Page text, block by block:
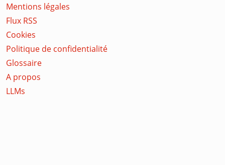
Mentions légales
Flux RSS
Cookies
Politique de confidentialité
Glossaire
A propos
LLMs